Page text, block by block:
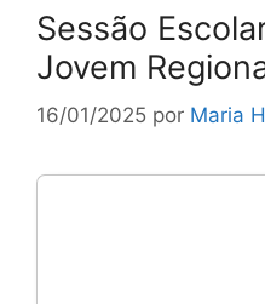
Sessão
Jovem
16/01/2025 por Maria